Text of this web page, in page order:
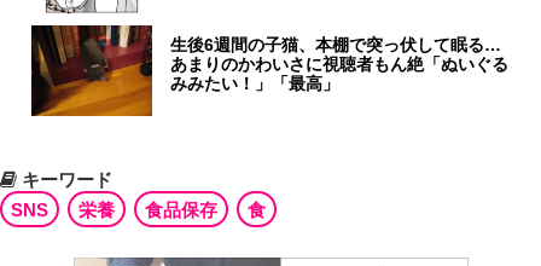
生後6週間の子猫、本棚で突っ伏して眠る…
あまりのかわいさに視聴者もん絶「ぬいぐる
みみたい！」「最高」
キーワード
SNS
栄養 食品保存 食